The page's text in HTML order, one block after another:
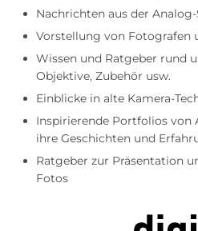
Nachrichten aus der Analog-
Vorstellung von Fotografen
Wissen und Ratgeber rund
Objektive, Zubehör usw.
Einblicke in alte Kamera-
Inspirierende Portfolios von
ihre Geschichten und
Ratgeber zur Präsentation
Fotos